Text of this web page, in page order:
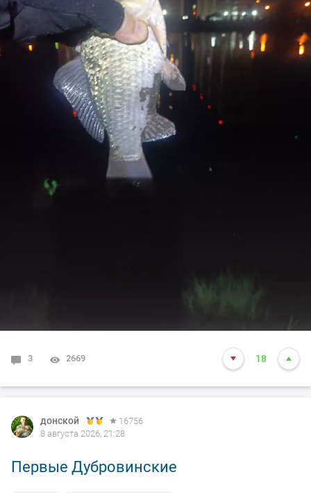
3 2669 18
донской
16756
8 августа 2026, 21:28
Первые Дубровинские